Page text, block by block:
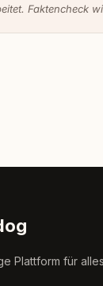
Faktencheck
Plattform für